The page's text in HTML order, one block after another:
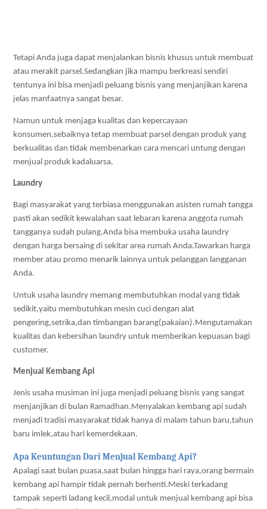
Tetapi Anda juga dapat menjalankan bisnis khusus untuk membuat
atau merakit parsel.Sedangkan jika mampu berkreasi sendiri
tentunya ini bisa menjadi peluang bisnis yang menjanjikan karena
jelas manfaatnya sangat besar.
Namun untuk menjaga kualitas dan kepercayaan
konsumen,sebaiknya tetap membuat parsel dengan produk yang
berkualitas dan tidak membenarkan cara mencari untung dengan
menjual produk kadaluarsa.
Laundry
Bagi masyarakat yang terbiasa menggunakan asisten rumah tangga
pasti akan sedikit kewalahan saat lebaran karena anggota rumah
tangganya sudah pulang.Anda bisa membuka usaha laundry
dengan harga bersaing di sekitar area rumah Anda.Tawarkan harga
member atau promo menarik lainnya untuk pelanggan langganan
Anda.
Untuk usaha laundry memang membutuhkan modal yang tidak
sedikit,yaitu membutuhkan mesin cuci dengan alat
pengering,setrika,dan timbangan barang(pakaian).Mengutamakan
kualitas dan kebersihan laundry untuk memberikan kepuasan bagi
customer.
Menjual Kembang Api
Jenis usaha musiman ini juga menjadi peluang bisnis yang sangat
menjanjikan di bulan Ramadhan.Menyalakan kembang api sudah
menjadi tradisi masyarakat tidak hanya di malam tahun baru,tahun
baru imlek,atau hari kemerdekaan.
Apa Keuntungan Dari Menjual Kembang Api?
Apalagi saat bulan puasa,saat bulan hingga hari raya,orang bermain
kembang api hampir tidak pernah berhenti.Meski terkadang
tampak seperti ladang kecil,modal untuk menjual kembang api bisa